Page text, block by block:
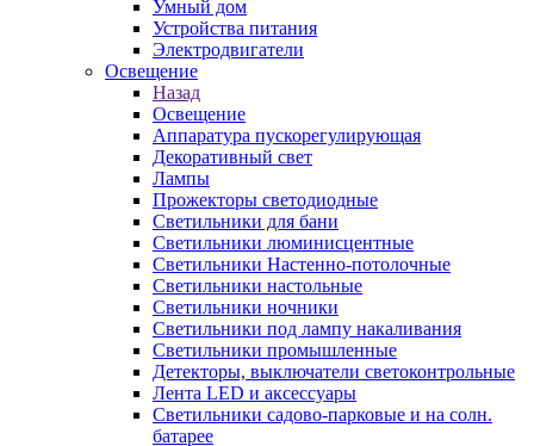
Умный дом
Устройства питания
Электродвигатели
Освещение
Назад
Освещение
Аппаратура пускорегулирующая
Декоративный свет
Лампы
Прожекторы светодиодные
Светильники для бани
Светильники люминисцентные
Светильники Настенно-потолочные
Светильники настольные
Светильники ночники
Светильники под лампу накаливания
Светильники промышленные
Детекторы, выключатели светоконтрольные
Лента LED и аксессуары
Светильники садово-парковые и на солн.
батарее